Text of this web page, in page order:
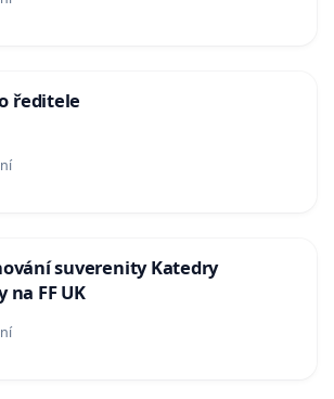
ředitele
suverenity Katedry
na FF UK